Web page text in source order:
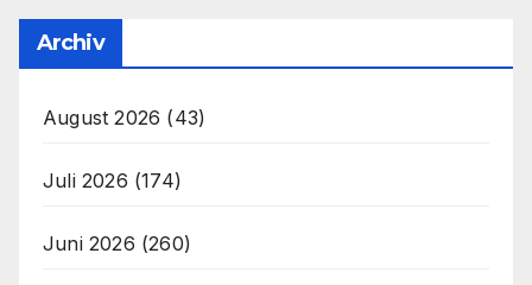
Archiv
August 2026 (43)
Juli 2026 (174)
Juni 2026 (260)